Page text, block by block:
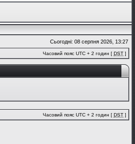
Сьогодні: 08 серпня 2026, 13:27
Часовий пояс UTC + 2 годин [ DST ]
Часовий пояс UTC + 2 годин [ DST ]